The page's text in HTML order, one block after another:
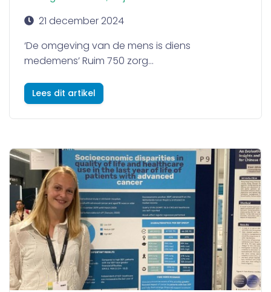
21 december 2024
‘De omgeving van de mens is diens
medemens’ Ruim 750 zorg...
Lees dit artikel